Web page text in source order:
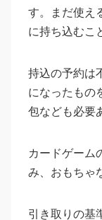
す。まだ使え
に持ち込むこ
持込の予約は
になったもの
包なども必要
カードゲーム
み、おもちゃ
引き取りの基